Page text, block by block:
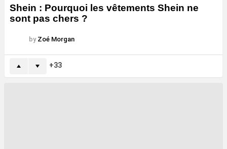
Shein : Pourquoi les vêtements Shein ne
sont pas chers ?
by Zoé Morgan
33